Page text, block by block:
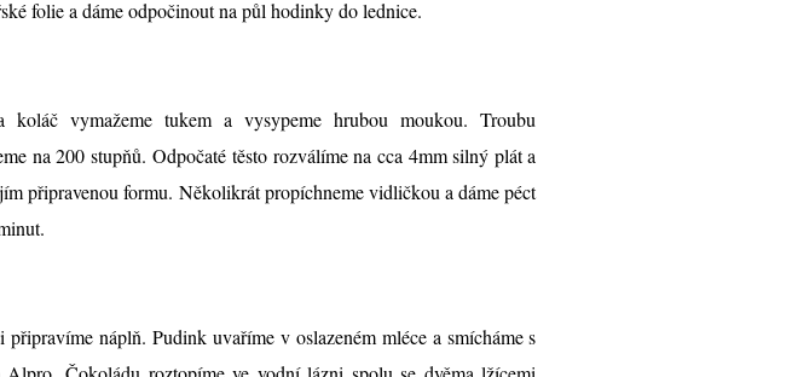
folie a dáme odpočinout na půl hodinky do lednice.
koláč vymažeme tukem a vysypeme hrubou moukou. Troubu
na 200 stupňů. Odpočaté těsto rozválíme na cca 4mm silný plát a
připravenou formu. Několikrát propíchneme vidličkou a dáme péct
připravíme náplň. Pudink uvaříme v oslazeném mléce a smícháme s